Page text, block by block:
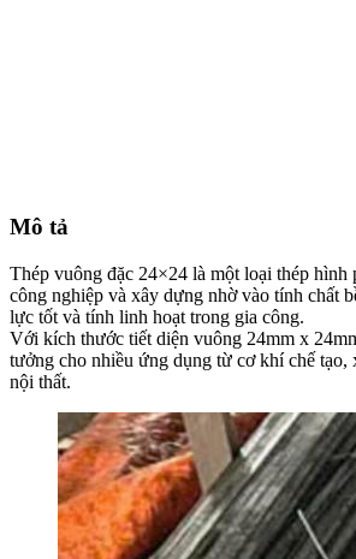
Mô tả
Thép vuông đặc 24×24 là một loại thép hình
công nghiệp và xây dựng nhờ vào tính chất
lực tốt và tính linh hoạt trong gia công.
Với kích thước tiết diện vuông 24mm x
tưởng cho nhiều ứng dụng từ cơ khí chế tạo,
nội thất.